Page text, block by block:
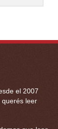
el 2007
querés leer